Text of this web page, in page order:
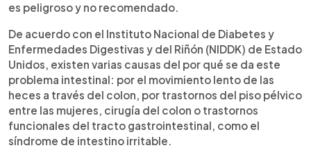
es peligroso y no recomendado.
De acuerdo con el Instituto Nacional de Diabetes y
Enfermedades Digestivas y del Riñón (NIDDK) de Estado
Unidos, existen varias causas del por qué se da este
problema intestinal: por el movimiento lento de las
heces a través del colon, por trastornos del piso pélvico
entre las mujeres, cirugía del colon o trastornos
funcionales del tracto gastrointestinal, como el
síndrome de intestino irritable.